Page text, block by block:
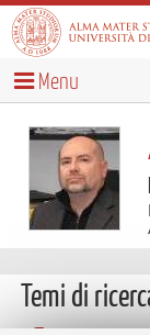
Menu
Temi di